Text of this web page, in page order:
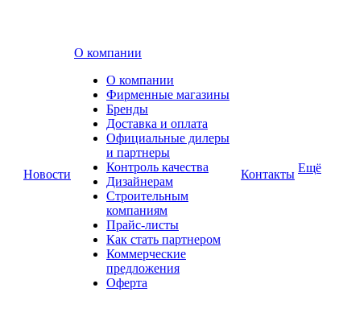
Новости
О компании
О компании
Фирменные магазины
Бренды
Доставка и оплата
Официальные дилеры
и партнеры
Контроль качества
Дизайнерам
Строительным
компаниям
Прайс-листы
Как стать партнером
Коммерческие
предложения
Оферта
Контакты Ещё